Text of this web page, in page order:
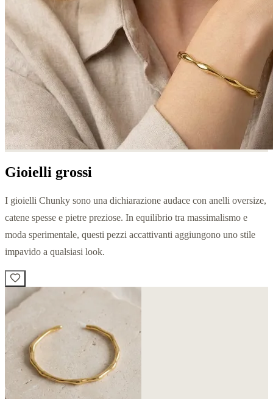
Gioielli grossi
I gioielli Chunky sono una dichiarazione audace con anelli oversize,
catene spesse e pietre preziose. In equilibrio tra massimalismo e
moda sperimentale, questi pezzi accattivanti aggiungono uno stile
impavido a qualsiasi look.